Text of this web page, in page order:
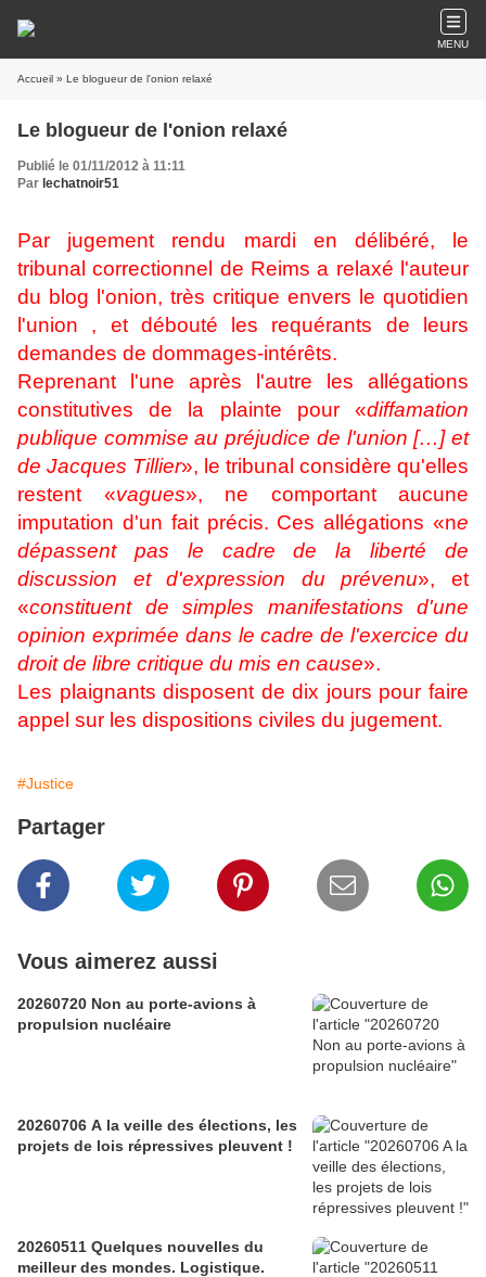
MENU
Accueil » Le blogueur de l'onion relaxé
Le blogueur de l'onion relaxé
Publié le 01/11/2012 à 11:11
Par lechatnoir51
Par jugement rendu mardi en délibéré, le
tribunal correctionnel de Reims a relaxé l'auteur
du blog l'onion, très critique envers le quotidien
l'union , et débouté les requérants de leurs
demandes de dommages-intérêts.
Reprenant l'une après l'autre les allégations
constitutives de la plainte pour «diffamation
publique commise au préjudice de l'union […] et
de Jacques Tillier», le tribunal considère qu'elles
restent «vagues», ne comportant aucune
imputation d'un fait précis. Ces allégations «ne
dépassent pas le cadre de la liberté de
discussion et d'expression du prévenu», et
«constituent de simples manifestations d'une
opinion exprimée dans le cadre de l'exercice du
droit de libre critique du mis en cause».
Les plaignants disposent de dix jours pour faire
appel sur les dispositions civiles du jugement.
#Justice
Partager
Vous aimerez aussi
20260720 Non au porte-avions à
propulsion nucléaire
20260706 A la veille des élections, les
projets de lois répressives pleuvent !
20260511 Quelques nouvelles du
meilleur des mondes. Logistique.